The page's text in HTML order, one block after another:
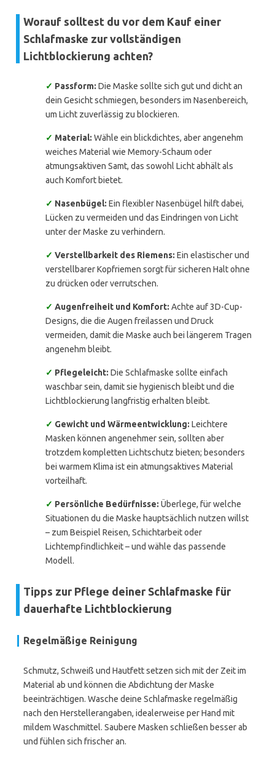
Worauf solltest du vor dem Kauf einer
Schlafmaske zur vollständigen
Lichtblockierung achten?
✓ Passform: Die Maske sollte sich gut und dicht an
dein Gesicht schmiegen, besonders im Nasenbereich,
um Licht zuverlässig zu blockieren.
✓ Material: Wähle ein blickdichtes, aber angenehm
weiches Material wie Memory-Schaum oder
atmungsaktiven Samt, das sowohl Licht abhält als
auch Komfort bietet.
✓ Nasenbügel: Ein flexibler Nasenbügel hilft dabei,
Lücken zu vermeiden und das Eindringen von Licht
unter der Maske zu verhindern.
✓ Verstellbarkeit des Riemens: Ein elastischer und
verstellbarer Kopfriemen sorgt für sicheren Halt ohne
zu drücken oder verrutschen.
✓ Augenfreiheit und Komfort: Achte auf 3D-Cup-
Designs, die die Augen freilassen und Druck
vermeiden, damit die Maske auch bei längerem Tragen
angenehm bleibt.
✓ Pflegeleicht: Die Schlafmaske sollte einfach
waschbar sein, damit sie hygienisch bleibt und die
Lichtblockierung langfristig erhalten bleibt.
✓ Gewicht und Wärmeentwicklung: Leichtere
Masken können angenehmer sein, sollten aber
trotzdem kompletten Lichtschutz bieten; besonders
bei warmem Klima ist ein atmungsaktives Material
vorteilhaft.
✓ Persönliche Bedürfnisse: Überlege, für welche
Situationen du die Maske hauptsächlich nutzen willst
– zum Beispiel Reisen, Schichtarbeit oder
Lichtempfindlichkeit – und wähle das passende
Modell.
Tipps zur Pflege deiner Schlafmaske für
dauerhafte Lichtblockierung
Regelmäßige Reinigung
Schmutz, Schweiß und Hautfett setzen sich mit der Zeit im
Material ab und können die Abdichtung der Maske
beeinträchtigen. Wasche deine Schlafmaske regelmäßig
nach den Herstellerangaben, idealerweise per Hand mit
mildem Waschmittel. Saubere Masken schließen besser ab
und fühlen sich frischer an.